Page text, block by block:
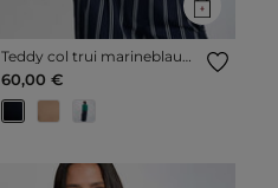
Teddy col trui marineblauw
vrouw
60,00 €